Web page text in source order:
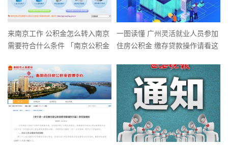
来南京工作 公积金怎么转入南京
需要符合什么条件 「南京公积金
一图读懂 广州灵活就业人员参加
住房公积金 缴存贷款操作请看这